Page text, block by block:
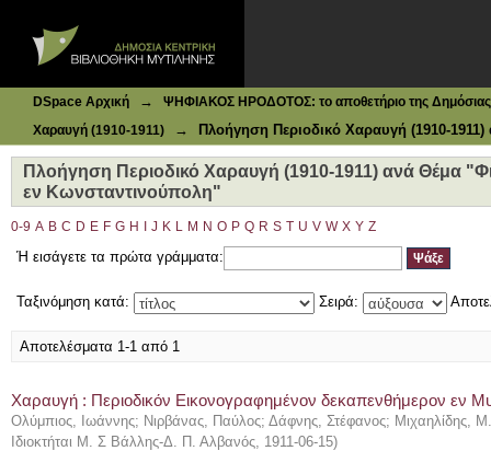
DSpace Αρχική →
ΨΗΦΙΑΚΟΣ ΗΡΟΔΟΤΟΣ: το αποθετήριο της Δημόσιας
Χαραυγή (1910-1911)
→ Πλοήγηση Περιοδικό Χαραυγή (1910-
Πλοήγηση Περιοδικό Χαραυγή (1910-1911) ανά Θέμα
εν Κωνσταντινούπολη"
0-9 A B C D E F G H J K L M N O P Q R S T U V W X Y Z
Ή εισάγετε τα πρώτα γράμματα:
Ταξινόμηση κατά: Σειρά:
Αποτελέσματα 1-1 από 1
Χαραυγή : Περιοδικόν Εικονογραφημένον δεκαπενθήμερον εν
Ολύμπιος, Ιωάννης; Νιρβάνας, Παύλος; Δάφνης, Στέφανος; Μιχαηλίδης,
Ιδιοκτήται Μ. Σ Βάλλης-Δ. Π. Αλβανός, 1911-06-15)